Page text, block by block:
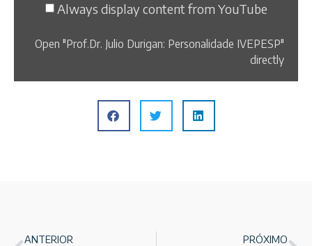
Always display content from YouTube
Open "Prof.Dr. Julio Durigan: Personalidade IVEPESP"
directly
ANTERIOR PRÓXIMO